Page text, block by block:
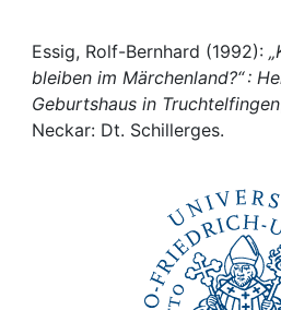
Awards
My FIS
Essig, Rolf-Bernhard (1992):
bleiben im Märchenland?“ :
Geburtshaus in Truchtelfingen
Neckar: Dt. Schillerges.